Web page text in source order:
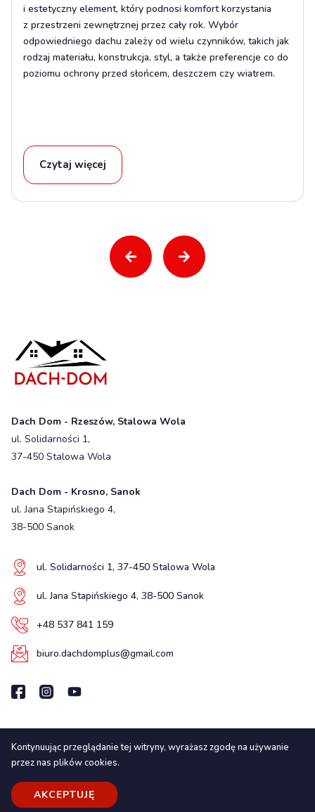
i estetyczny element, który podnosi komfort korzystania
z przestrzeni zewnętrznej przez cały rok. Wybór
odpowiedniego dachu zależy od wielu czynników, takich jak
rodzaj materiału, konstrukcja, styl, a także preferencje co do
poziomu ochrony przed słońcem, deszczem czy wiatrem.
Czytaj więcej
Dach Dom - Rzeszów, Stalowa Wola
ul. Solidarności 1,
37-450 Stalowa Wola
Dach Dom - Krosno, Sanok
ul. Jana Stapińskiego 4,
38-500 Sanok
ul. Solidarności 1, 37-450 Stalowa Wola
ul. Jana Stapińskiego 4, 38-500 Sanok
+48 537 841 159
biuro.dachdomplus@gmail.com
Wszelkie prawa zastrzeżone
© 2025. LUXstrona.pl
Realizacja:luxstrona.pl
Kontynuując przeglądanie tej witryny, wyrażasz zgodę na używanie
przez nas plików cookies.
AKCEPTUJĘ